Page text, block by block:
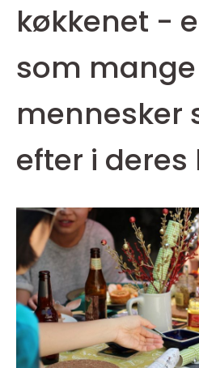
køkkenet -
som mange
mennesker
efter i